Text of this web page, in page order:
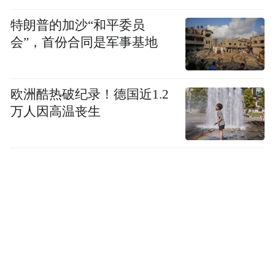
特朗普的加沙“和平委员
会”，首份合同是军事基地
欧洲酷热破纪录！德国近1.2
万人因高温丧生